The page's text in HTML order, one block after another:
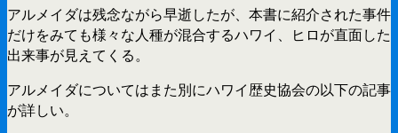
アルメイダは残念ながら早逝したが、本書に紹介された事件
だけをみても様々な人種が混合するハワイ、ヒロが直面した
出来事が見えてくる。
アルメイダについてはまた別にハワイ歴史協会の以下の記事
が詳しい。